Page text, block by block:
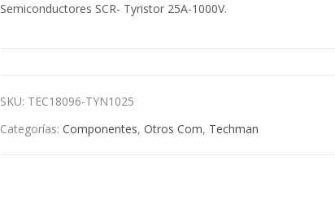
Semiconductores SCR- Tyristor 25A-1000V.
SKU: TEC18096-TYN1025
Categorías: Componentes, Otros Com, Techman